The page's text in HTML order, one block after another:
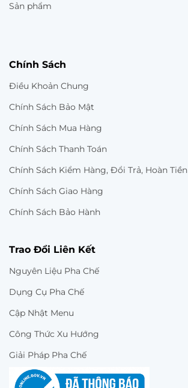
Sản phẩm
Chính Sách
Điều Khoản Chung
Chính Sách Bảo Mật
Chính Sách Mua Hàng
Chính Sách Thanh Toán
Chính Sách Kiểm Hàng, Đổi Trả, Hoàn Tiền
Chính Sách Giao Hàng
Chính Sách Bảo Hành
Trao Đổi Liên Kết
Nguyên Liệu Pha Chế
Dụng Cụ Pha Chế
Cập Nhật Menu
Công Thức Xu Hướng
Giải Pháp Pha Chế